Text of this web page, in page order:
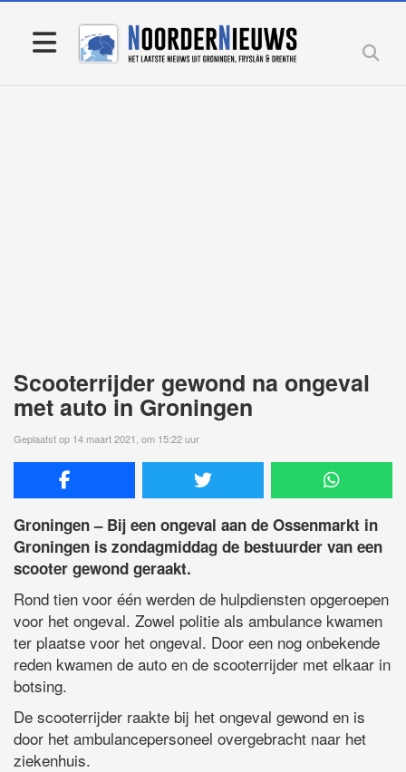
Scooterrijder gewond na ongeval
met auto in Groningen
Geplaatst op 14 maart 2021, om 15:22 uur
Groningen – Bij een ongeval aan de Ossenmarkt in
Groningen is zondagmiddag de bestuurder van een
scooter gewond geraakt.
Rond tien voor één werden de hulpdiensten opgeroepen
voor het ongeval. Zowel politie als ambulance kwamen
ter plaatse voor het ongeval. Door een nog onbekende
reden kwamen de auto en de scooterrijder met elkaar in
botsing.
De scooterrijder raakte bij het ongeval gewond en is
door het ambulancepersoneel overgebracht naar het
ziekenhuis.